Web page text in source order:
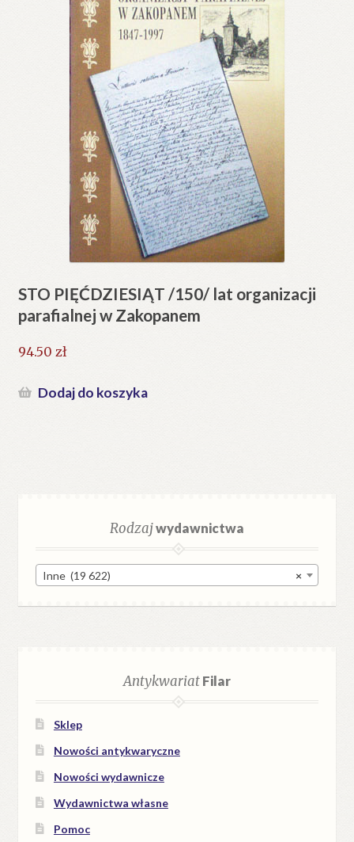
STO PIĘĆDZIESIĄT /150/ lat organizacji
parafialnej w Zakopanem
94.50 zł
Dodaj do koszyka
Rodzajwydawnictwa
×
Inne (19 622)
AntykwariatFilar
Sklep
Nowości antykwaryczne
Nowości wydawnicze
Wydawnictwa własne
Pomoc